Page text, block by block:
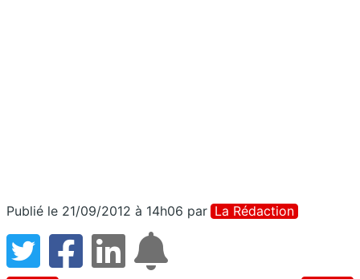
Publié le 21/09/2012 à 14h06 par La Rédaction